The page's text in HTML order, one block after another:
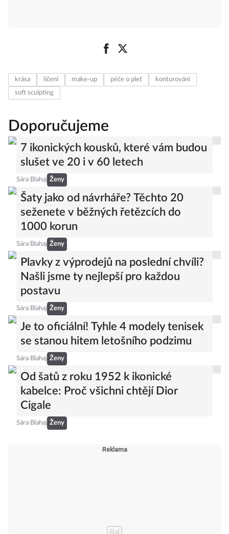
krása líčení make-up péče o pleť
konturování
soft sculpting
Doporučujeme
7 ikonických kousků, které vám budou
slušet ve 20 i v 60 letech
Sára Blahaj Ženy
Šaty jako od návrháře? Těchto 20
seženete v běžných řetězcích do
1000 korun
Sára Blahaj Ženy
Plavky z výprodejů na poslední chvíli?
Našli jsme ty nejlepší pro každou
postavu
Sára Blahaj Ženy
Je to oficiální! Tyhle 4 modely tenisek
se stanou hitem letošního podzimu
Sára Blahaj Ženy
Od šatů z roku 1952 k ikonické
kabelce: Proč všichni chtějí Dior
Cigale
Sára Blahaj Ženy